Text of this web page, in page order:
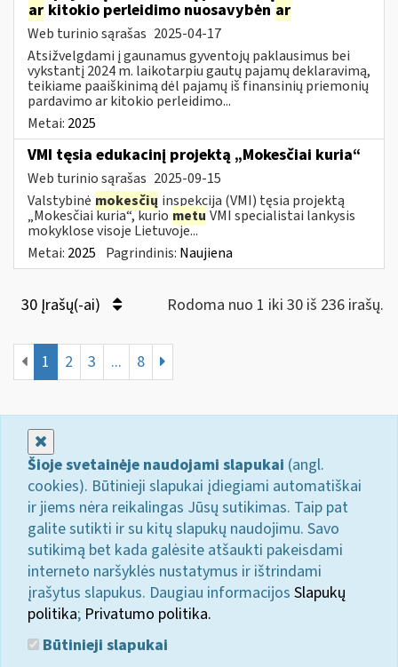
ar kitokio perleidimo nuosavybėn ar
Web turinio sąrašas 2025-04-17
Atsižvelgdami į gaunamus gyventojų paklausimus bei
vykstantį 2024 m. laikotarpiu gautų pajamų deklaravimą,
teikiame paaiškinimą dėl pajamų iš finansinių priemonių
pardavimo ar kitokio perleidimo...
Metai: 2025
VMI tęsia edukacinį projektą „Mokesčiai kuria“
Web turinio sąrašas 2025-09-15
Valstybinė mokesčių inspekcija (VMI) tęsia projektą
„Mokesčiai kuria“, kurio metu VMI specialistai lankysis
mokyklose visoje Lietuvoje...
Metai: 2025 Pagrindinis: Naujiena
30 Įrašų(-ai) Rodoma nuo 1 iki 30 iš 236 irašų.
1 2 3 ... 8
Šioje svetainėje naudojami slapukai (angl.
cookies). Būtinieji slapukai įdiegiami automatiškai
ir jiems nėra reikalingas Jūsų sutikimas. Taip pat
galite sutikti ir su kitų slapukų naudojimu. Savo
sutikimą bet kada galėsite atšaukti pakeisdami
interneto naršyklės nustatymus ir ištrindami
įrašytus slapukus. Daugiau informacijos Slapukų
politika; Privatumo politika.
Būtinieji slapukai